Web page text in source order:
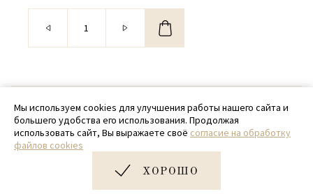
© 2020 - 2026 SamPack
+ 7 (918) 699-97-87
zakaz@sampack.store
Дизайн и разработка сайта
Мы используем cookies для улучшения работы нашего сайта и
большего удобства его использования. Продолжая
использовать сайт, Вы выражаете своё согласие на обработку
файлов cookies
ХОРОШО